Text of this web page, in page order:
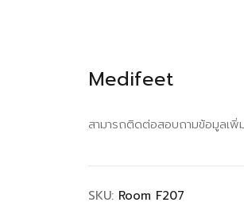
Medifeet
สามารถติดต่อสอบถามข้อมูลเพิ่
SKU: Room F207